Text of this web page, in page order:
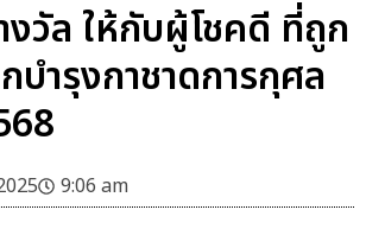
วัล ให้กับผู้โชคดี ที่ถูก
บำรุงกาชาดการกุศล
9:06 am